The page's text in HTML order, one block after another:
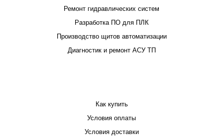
Ремонт гидравлических систем
Разработка ПО для ПЛК
Производство щитов автоматизации
Диагностик и ремонт АСУ ТП
Как купить
Условия оплаты
Условия доставки